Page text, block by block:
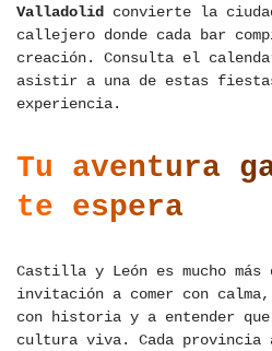
Valladolid convierte la
callejero donde cada bar
creación. Consulta el
asistir a una de estas
experiencia.
Tu aventura
te espera
Castilla y León es mucho
invitación a comer con
con historia y a entender
cultura viva. Cada provincia